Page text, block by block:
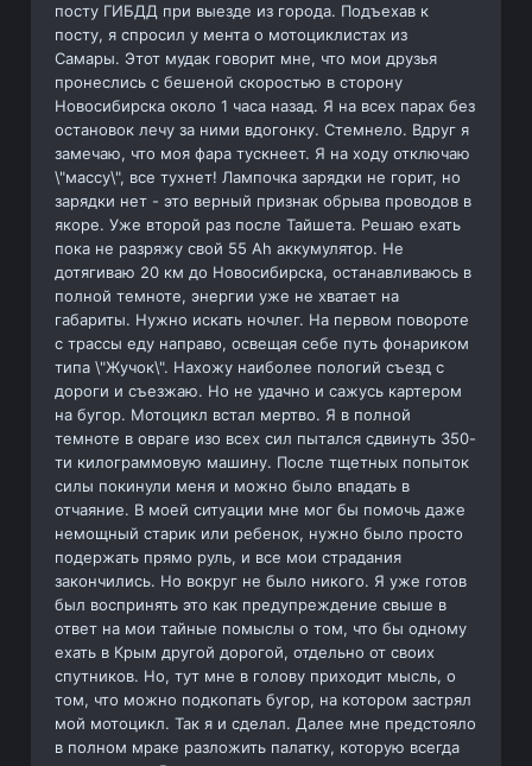
посту ГИБДД при выезде из города. Подъехав к
посту, я спросил у мента о мотоциклистах из
Самары. Этот мудак говорит мне, что мои друзья
пронеслись с бешеной скоростью в сторону
Новосибирска около 1 часа назад. Я на всех парах без
остановок лечу за ними вдогонку. Стемнело. Вдруг я
замечаю, что моя фара тускнеет. Я на ходу отключаю
\"массу\", все тухнет! Лампочка зарядки не горит, но
зарядки нет - это верный признак обрыва проводов в
якоре. Уже второй раз после Тайшета. Решаю ехать
пока не разряжу свой 55 Аh аккумулятор. Не
дотягиваю 20 км до Новосибирска, останавливаюсь в
полной темноте, энергии уже не хватает на
габариты. Нужно искать ночлег. На первом повороте
с трассы еду направо, освещая себе путь фонариком
типа \"Жучок\". Нахожу наиболее пологий съезд с
дороги и съезжаю. Но не удачно и сажусь картером
на бугор. Мотоцикл встал мертво. Я в полной
темноте в овраге изо всех сил пытался сдвинуть 350-
ти килограммовую машину. После тщетных попыток
силы покинули меня и можно было впадать в
отчаяние. В моей ситуации мне мог бы помочь даже
немощный старик или ребенок, нужно было просто
подержать прямо руль, и все мои страдания
закончились. Но вокруг не было никого. Я уже готов
был воспринять это как предупреждение свыше в
ответ на мои тайные помыслы о том, что бы одному
ехать в Крым другой дорогой, отдельно от своих
спутников. Но, тут мне в голову приходит мысль, о
том, что можно подкопать бугор, на котором застрял
мой мотоцикл. Так я и сделал. Далее мне предстояло
в полном мраке разложить палатку, которую всегда